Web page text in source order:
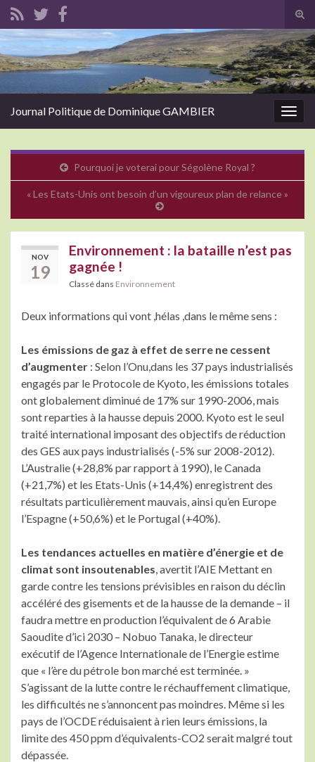
Search for:
Journal Politique de Dominique GAMBIER
Pourquoi je voterai pour Ségolène Royal ?
« Les Etats-Unis ont besoin d’un vigoureux plan de relance »
NOV
19
Environnement : la bataille n’est pas
gagnée !
Classé dans Environnement
Deux informations qui vont ,hélas ,dans le même sens :
Les émissions de gaz à effet de serre ne cessent
d’augmenter : Selon l’Onu,dans les 37 pays industrialisés
engagés par le Protocole de Kyoto, les émissions totales
ont globalement diminué de 17% sur 1990-2006, mais
sont reparties à la hausse depuis 2000. Kyoto est le seul
traité international imposant des objectifs de réduction
des GES aux pays industrialisés (-5% sur 2008-2012).
L’Australie (+28,8% par rapport à 1990), le Canada
(+21,7%) et les Etats-Unis (+14,4%) enregistrent des
résultats particulièrement mauvais, ainsi qu’en Europe
l’Espagne (+50,6%) et le Portugal (+40%).
Les tendances actuelles en matière d’énergie et de
climat sont insoutenables, avertit l’AIE Mettant en
garde contre les tensions prévisibles en raison du déclin
accéléré des gisements et de la hausse de la demande – il
faudra mettre en production l’équivalent de 6 Arabie
Saoudite d’ici 2030 – Nobuo Tanaka, le directeur
exécutif de l’Agence Internationale de l’Energie estime
que « l’ère du pétrole bon marché est terminée. »
S’agissant de la lutte contre le réchauffement climatique,
les difficultés ne s’annoncent pas moindres. Même si les
pays de l’OCDE réduisaient à rien leurs émissions, la
limite des 450 ppm d’équivalents-CO2 serait malgré tout
dépassée.